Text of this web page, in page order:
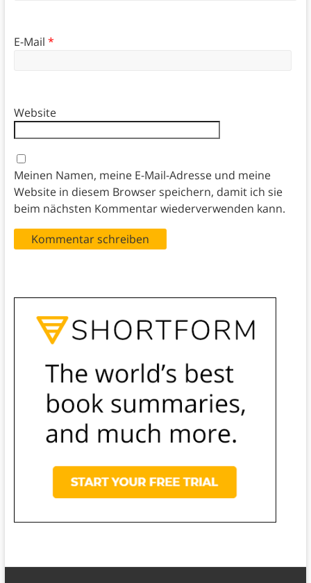
E-Mail *
Website
Meinen Namen, meine E-Mail-Adresse und meine
Website in diesem Browser speichern, damit ich sie
beim nächsten Kommentar wiederverwenden kann.